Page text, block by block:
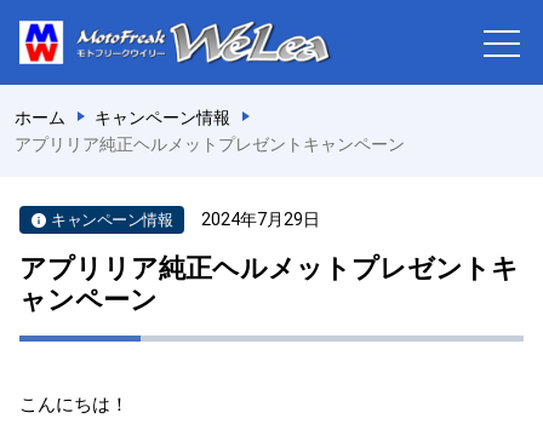
ホーム
キャンペーン情報
アプリリア純正ヘルメットプレゼントキャンペーン
キャンペーン情報 2024年7月29日
アプリリア純正ヘルメットプレゼントキ
ャンペーン
こんにちは！